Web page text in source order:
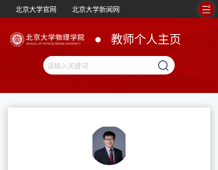
北京大学官网 北京大学新闻网
教师个人主页